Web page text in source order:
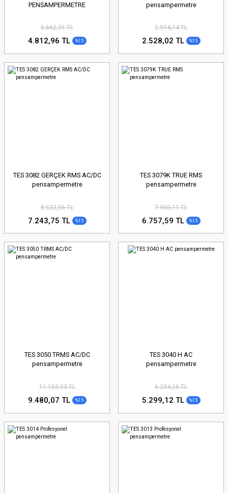
PENSAMPERMETRE
5.662,31 TL
4.812,96 TL %15
pensampermetre
2.974,14 TL
2.528,02 TL %15
TES 3082 GERÇEK RMS AC/DC
pensampermetre
8.522,06 TL
7.243,75 TL %15
TES 3079K TRUE RMS
pensampermetre
7.950,11 TL
6.757,59 TL %15
TES 3050 TRMS AC/DC
pensampermetre
11.153,03 TL
9.480,07 TL %15
TES 3040 H AC
pensampermetre
6.234,26 TL
5.299,12 TL %15